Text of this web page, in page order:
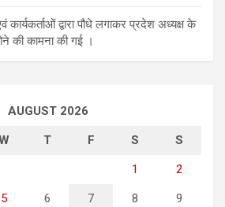
एवं कार्यकर्ताओं द्वारा पौधे लगाकर प्रदेश अध्यक्ष के
की कामना की गई ।
AUGUST 2026
T F S S
1 2
5 6 7 8 9